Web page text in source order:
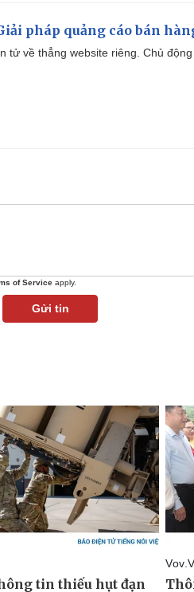
pháp quảng cáo bán
tử về thẳng website riêng. Chủ
of Service apply.
Gửi tin